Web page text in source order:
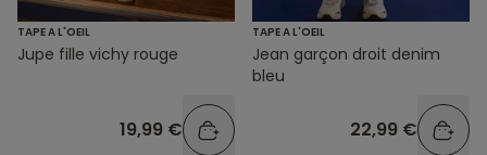
TAPE A L'OEIL
Jupe fille vichy rouge
19,99 €
TAPE A L'OEIL
Jean garçon droit denim
bleu
22,99 €